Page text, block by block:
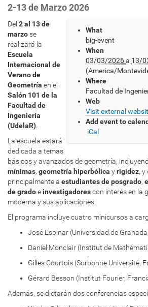
2-13 de Marzo 2026
h
t
t
p
s
:
/
/
w
w
w
c
m
a
t
.
e
d
u
n
What
big-event
When
03/03/2026a 13/
(America/
Where
Facultad de
Web
Visit external
Add event to
iCal
Del 2 al 13 de
marzose
realizará la
Escuela
Internacional de
Verano de
Geometría en el
Salón 101 de la
Facultad de
Ingeniería
(UdelaR)
La escuela estará
dedicada a temas
básicos y avanzados de geometría,
mínimas, geometría hiperbólica yrigidez, y
principalmente a estudiantes de posgrado,
de gradoeinvestigadorescon interés en la
moderna y sus aplicaciones.
El programa incluye cuatro minicursos a
José Espinar (Universidad de
Daniel Monclair (Institut de
Gilles Courtois (Sorbonne Université,
Gérard Besson (Institut Fourier,
Además, se dictarán dos conferencias